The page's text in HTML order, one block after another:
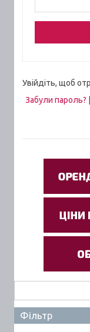
Увійдіть, щоб
Забули пароль?
Фільтр